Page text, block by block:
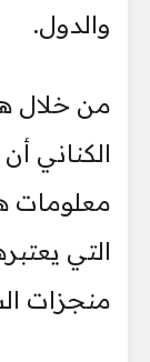
والدول.
من خلال
معلومات
التي
منجزات